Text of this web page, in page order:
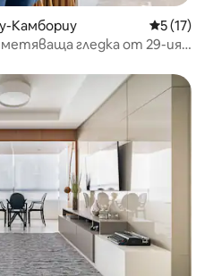
Камбориу Средна
5 (17)
гледка от 29-ия